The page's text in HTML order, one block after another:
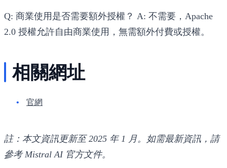
Q: 商業使用是否需要額外授權？ A: 不需要，Apache
2.0 授權允許自由商業使用，無需額外付費或授權。
相關網址
官網
註：本文資訊更新至 2025 年 1 月。如需最新資訊，請
參考 Mistral AI 官方文件。